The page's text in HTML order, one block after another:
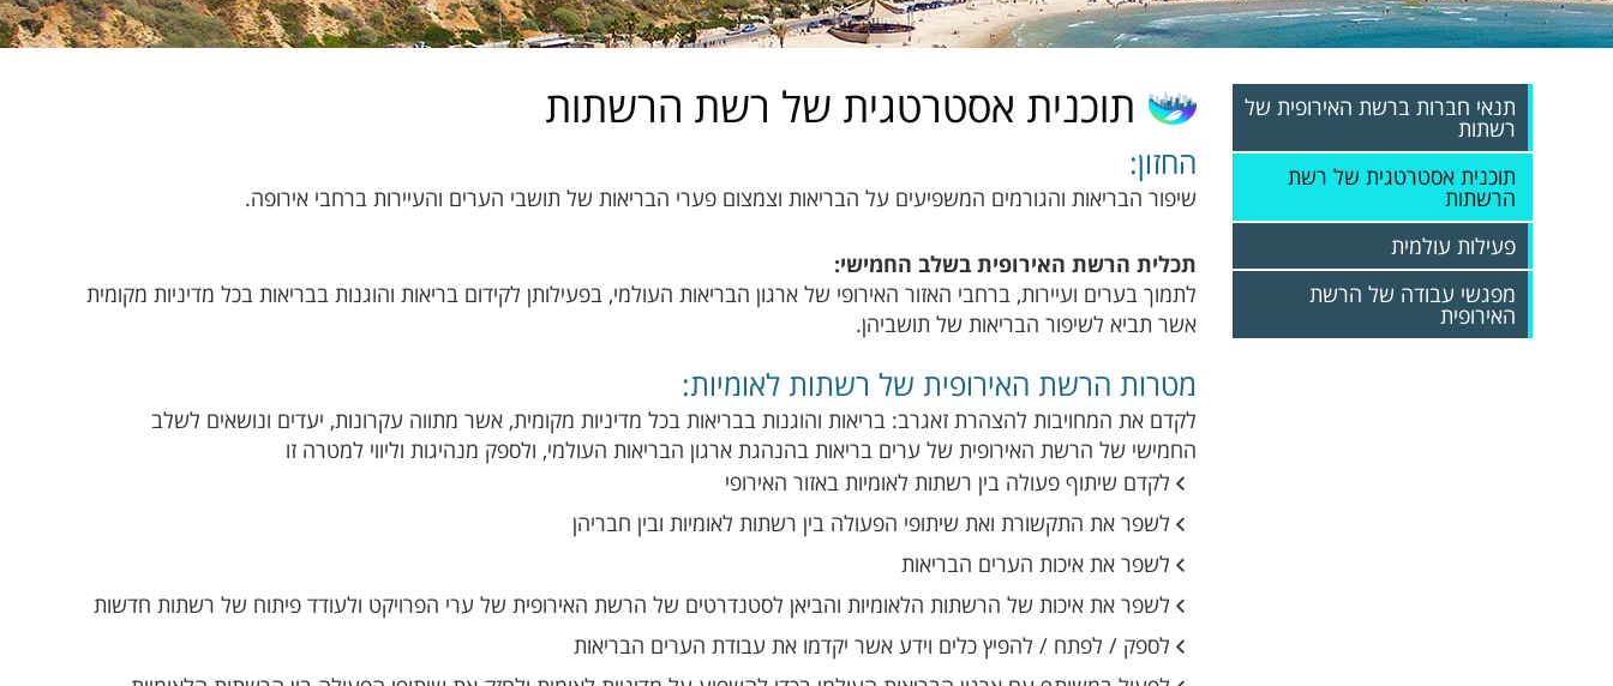
פרופיל עירוני
תהליך תכנון עירוני
תקנון הרשת
הערכת הפעילות בערים
אמנת העיר הבריאה
פעילות עולמית
מפגשי עבודה של הרשת
חדשות רשת
תנאי חברות ברשת האירופית של
רשתות
תוכנית אסטרטגית של רשת
הרשתות
פעילות עולמית
מפגשי עבודה של הרשת
האירופית
תוכנית אסטרטגית של רשת הרשתות
החזון:
שיפור הבריאות והגורמים המשפיעים על הבריאות וצמצום פערי הבריאות של תושבי הערים והעיירות ברחבי אירופה.
תכלית הרשת האירופית בשלב החמישי:
לתמוך בערים ועיירות, ברחבי האזור האירופי של ארגון הבריאות העולמי, בפעילותן לקידום בריאות והוגנות בבריאות בכל מדיניות מקומית
אשר תביא לשיפור הבריאות של תושביהן.
מטרות הרשת האירופית של רשתות לאומיות:
לקדם את המחויבות להצהרת זאגרב: בריאות והוגנות בבריאות בכל מדיניות מקומית, אשר מתווה עקרונות, יעדים ונושאים לשלב
החמישי של הרשת האירופית של ערים בריאות בהנהגת ארגון הבריאות העולמי, ולספק מנהיגות וליווי למטרה זו
לקדם שיתוף פעולה בין רשתות לאומיות באזור האירופי
לשפר את התקשורת ואת שיתופי הפעולה בין רשתות לאומיות ובין חבריהן
לשפר את איכות הערים הבריאות
לשפר את איכות של הרשתות הלאומיות והביאן לסטנדרטים של הרשת האירופית של ערי הפרויקט ולעודד פיתוח של רשתות חדשות
לספק / לפתח / להפיץ כלים וידע אשר יקדמו את עבודת הערים הבריאות